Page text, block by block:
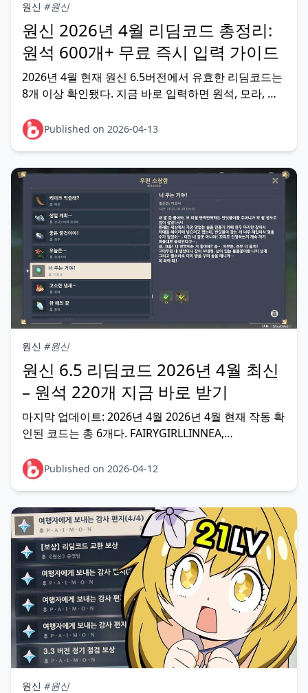
원신 #원신
원신 2026년 4월 리딤코드 총정리:
원석 600개+ 무료 즉시 입력 가이드
2026년 4월 현재 원신 6.5버전에서 유효한 리딤코드는
8개 이상 확인됐다. 지금 바로 입력하면 원석, 모라, 영
구 코드 1개 포함, 이벤트 한정 코드는 만료 전 입력이
필수다. 아래 표에서 코드를 복사하고,
Published on 2026-04-13
원신 #원신
원신 6.5 리딤코드 2026년 4월 최신
– 원석 220개 지금 바로 받기
마지막 업데이트: 2026년 4월 2026년 4월 현재 작동 확
인된 코드는 총 6개다. FAIRYGIRLLINNEA,
MIXF44DAP7HW, RFVEZO83458Q — 전부 입력하면
원석 220
Published on 2026-04-12
원신 #원신